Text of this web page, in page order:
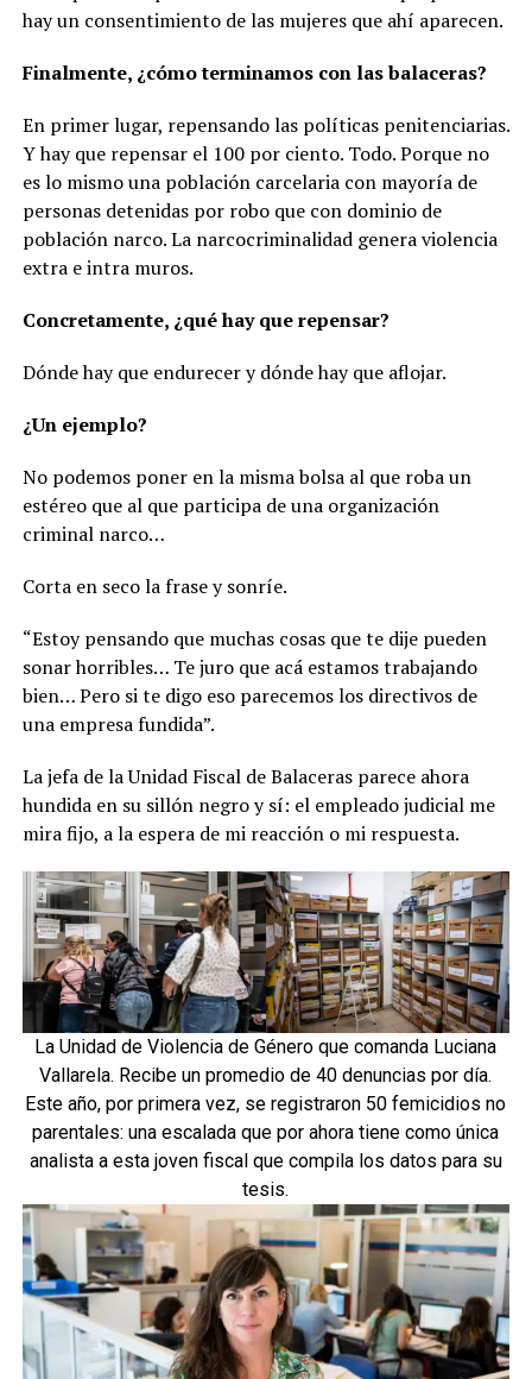
hay un consentimiento de las mujeres que ahí aparecen.
Finalmente, ¿cómo terminamos con las balaceras?
En primer lugar, repensando las políticas penitenciarias.
Y hay que repensar el 100 por ciento. Todo. Porque no
es lo mismo una población carcelaria con mayoría de
personas detenidas por robo que con dominio de
población narco. La narcocriminalidad genera violencia
extra e intra muros.
Concretamente, ¿qué hay que repensar?
Dónde hay que endurecer y dónde hay que aflojar.
¿Un ejemplo?
No podemos poner en la misma bolsa al que roba un
estéreo que al que participa de una organización
criminal narco…
Corta en seco la frase y sonríe.
“Estoy pensando que muchas cosas que te dije pueden
sonar horribles… Te juro que acá estamos trabajando
bien… Pero si te digo eso parecemos los directivos de
una empresa fundida”.
La jefa de la Unidad Fiscal de Balaceras parece ahora
hundida en su sillón negro y sí: el empleado judicial me
mira fijo, a la espera de mi reacción o mi respuesta.
La Unidad de Violencia de Género que comanda Luciana
Vallarela. Recibe un promedio de 40 denuncias por día.
Este año, por primera vez, se registraron 50 femicidios no
parentales: una escalada que por ahora tiene como única
analista a esta joven fiscal que compila los datos para su
tesis.